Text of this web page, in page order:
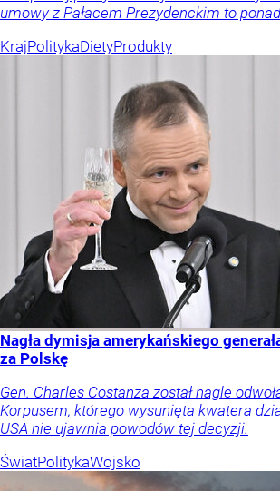
umowy z Pałacem Prezydenckim to ponad
KrajPolitykaDietyProdukty
Nagła dymisja amerykańskiego
za Polskę
Gen. Charles Costanza został nagle
Korpusem, którego wysunięta kwatera
USA nie ujawnia powodów tej decyzji.
ŚwiatPolitykaWojsko